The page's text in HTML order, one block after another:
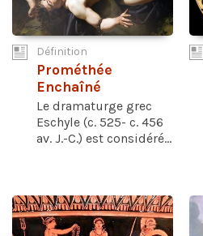
Définition
Prométhée
Enchaîné
Le dramaturge grec
Eschyle (c. 525- c. 456
av. J.-C.) est considéré...